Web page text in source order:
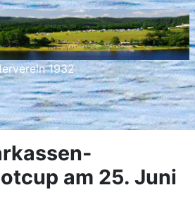
1932
am 25. Juni